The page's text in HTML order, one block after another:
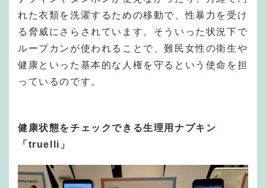
れた衣類を洗濯するための移動で、性暴力を受け
る脅威にさらされています。そういった状況下で
ループカンが使われることで、難民女性の衛生や
健康といった基本的な人権を守るという使命を担
っているのです。
健康状態をチェックできる生理用ナプキン
「truelli」